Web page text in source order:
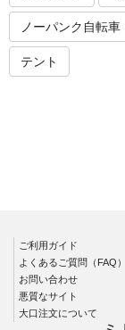
ノーパンク自転車
テント
ご利用ガイド
よくあるご質問（FAQ）
お問い合わせ
悪質なサイト
大口注文について